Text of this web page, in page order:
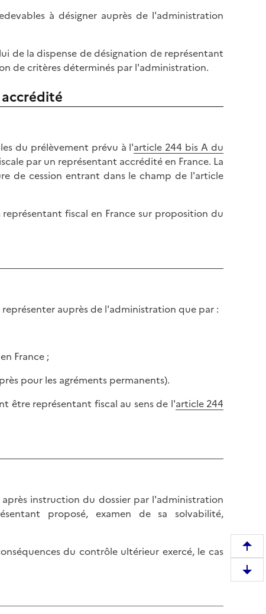
à désigner auprès de l'administration
de la dispense de désignation de représentant
de critères déterminés par l'administration.
du prélèvement prévu à l'article 244 bis A du
par un représentant accrédité en France. La
de cession entrant dans le champ de l'article
fiscal en France sur proposition du
auprès de l'administration que par :
France ;
pour les agréments permanents).
être représentant fiscal au sens de l'article 244
instruction du dossier par l'administration
proposé, examen de sa solvabilité,
du contrôle ultérieur exercé, le cas
e
m
D